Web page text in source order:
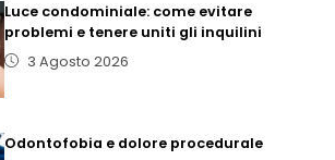
Luce condominiale: come evitare
problemi e tenere uniti gli inquilini
3 Agosto 2026
Odontofobia e dolore procedurale